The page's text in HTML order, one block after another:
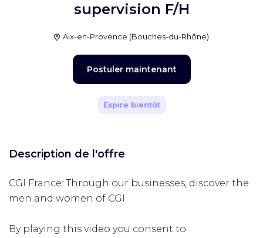
supervision F/H
Aix-en-Provence (Bouches-du-Rhône)
Postuler maintenant
Expire bientôt
Description de l'offre
CGI France: Through our businesses, discover the
men and women of CGI
By playing this video you consent to